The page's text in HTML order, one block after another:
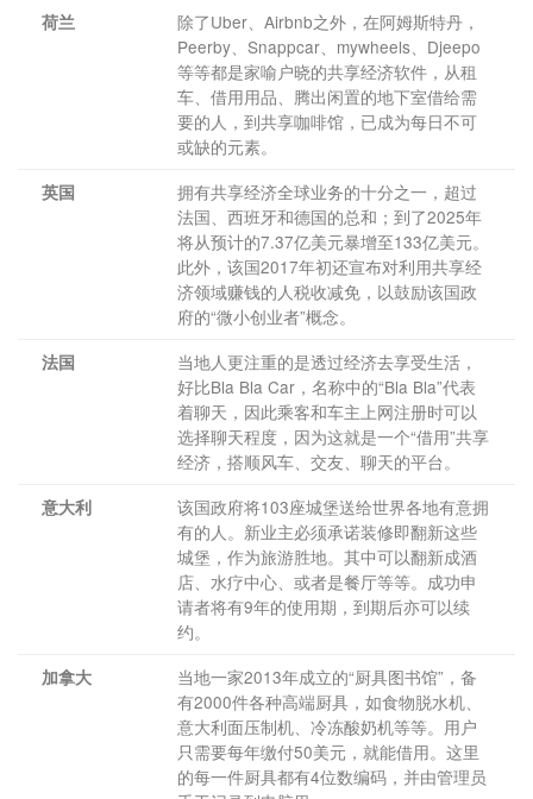
荷兰
除了Uber、Airbnb之外，在阿姆斯特丹，
Peerby、Snappcar、mywheels、Djeepo
等等都是家喻户晓的共享经济软件，从租
车、借用用品、腾出闲置的地下室借给需
要的人，到共享咖啡馆，已成为每日不可
或缺的元素。
英国
拥有共享经济全球业务的十分之一，超过
法国、西班牙和德国的总和；到了2025年
将从预计的7.37亿美元暴增至133亿美元。
此外，该国2017年初还宣布对利用共享经
济领域赚钱的人税收减免，以鼓励该国政
府的“微小创业者”概念。
法国
当地人更注重的是透过经济去享受生活，
好比Bla Bla Car，名称中的“Bla Bla”代表
着聊天，因此乘客和车主上网注册时可以
选择聊天程度，因为这就是一个“借用”共享
经济，搭顺风车、交友、聊天的平台。
意大利
该国政府将103座城堡送给世界各地有意拥
有的人。新业主必须承诺装修即翻新这些
城堡，作为旅游胜地。其中可以翻新成酒
店、水疗中心、或者是餐厅等等。成功申
请者将有9年的使用期，到期后亦可以续
约。
加拿大
当地一家2013年成立的“厨具图书馆”，备
有2000件各种高端厨具，如食物脱水机、
意大利面压制机、冷冻酸奶机等等。用户
只需要每年缴付50美元，就能借用。这里
的每一件厨具都有4位数编码，并由管理员